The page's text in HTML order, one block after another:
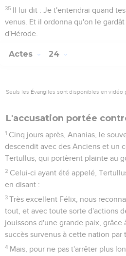
35 Il lui dit : Je t'entendrai quand
venus. Et il ordonna qu'on le
d'Hérode.
Actes 24
Seuls les Évangiles sont disponibles en vidéo
L'accusation portée
1 Cinq jours après, Ananias, le
descendit avec des Anciens et un
Tertullus, qui portèrent plainte au
2 Celui-ci ayant été appelé,
en disant :
3 Très excellent Félix, nous
tout, et avec toute sorte d'actions
jouissons d'une grande paix, grâce
succès survenus à cette nation par
4 Mais, pour ne pas t'arrêter plus